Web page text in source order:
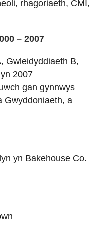
rhagoriaeth, CMI,
– 2007
Gwleidyddiaeth B,
2007
gan gynnwys
Gwyddoniaeth, a
yn Bakehouse Co.